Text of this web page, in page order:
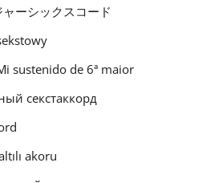
ーシックスコード
sustenido de 6ª maior
секстаккорд
akoru